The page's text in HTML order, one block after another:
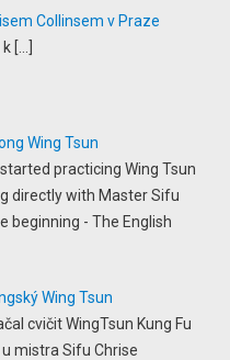
Collinsem v Praze
k
Wing Tsun
practicing Wing Tsun
directly with Master Sifu
beginning - The English
Wing Tsun
cvičit WingTsun Kung Fu
mistra Sifu Chrise